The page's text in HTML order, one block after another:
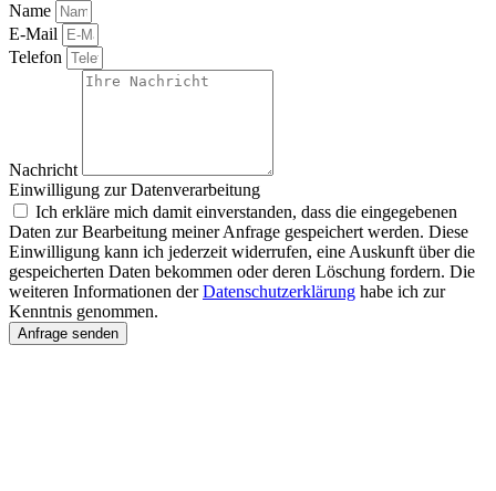
Name
E-Mail
Telefon
Nachricht
Einwilligung zur Datenverarbeitung
Ich erkläre mich damit einverstanden, dass die eingegebenen
Daten zur Bearbeitung meiner Anfrage gespeichert werden. Diese
Einwilligung kann ich jederzeit widerrufen, eine Auskunft über die
gespeicherten Daten bekommen oder deren Löschung fordern. Die
weiteren Informationen derDatenschutzerklärung habe ich zur
Kenntnis genommen.
Anfrage senden